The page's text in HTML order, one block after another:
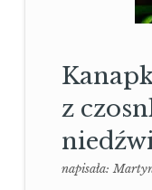
z
napisała: